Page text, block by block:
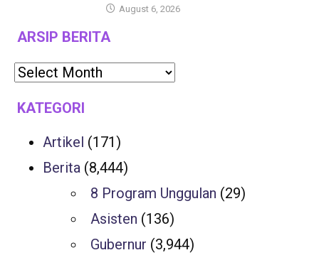
August 6, 2026
ARSIP BERITA
KATEGORI
Artikel (171)
Berita (8,444)
8 Program Unggulan (29)
Asisten (136)
Gubernur (3,944)